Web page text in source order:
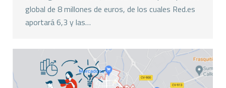
global de 8 millones de euros, de los cuales Red.es
aportará 6,3 y las…